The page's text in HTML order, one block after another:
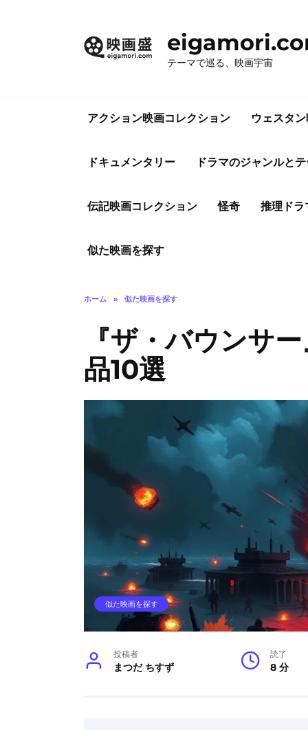
テーマで巡る、映画宇宙
アクション映画コレクション ウェスタ
ドキュメンタリー ドラマのジャンルと
伝記映画コレクション 怪奇 推理ドラ
似た映画を探す
ホーム » 似た映画を探す
『ザ・バウンサ
品10選
似た映画を探す
投稿者
まつだ ちすず
読了
8 分